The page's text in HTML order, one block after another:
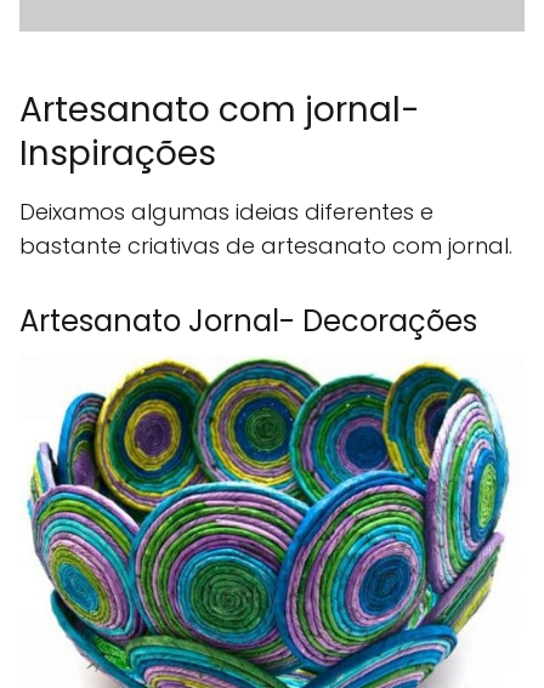
Artesanato com jornal-
Inspirações
Deixamos algumas ideias diferentes e
bastante criativas de artesanato com jornal.
Artesanato Jornal- Decorações